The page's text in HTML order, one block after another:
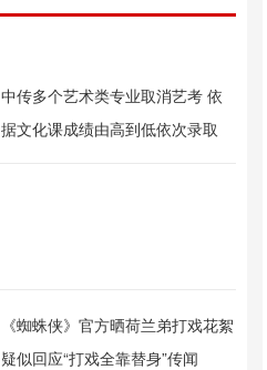
中传多个艺术类专业取消艺考 依
据文化课成绩由高到低依次录取
《蜘蛛侠》官方晒荷兰弟打戏花絮
疑似回应“打戏全靠替身”传闻